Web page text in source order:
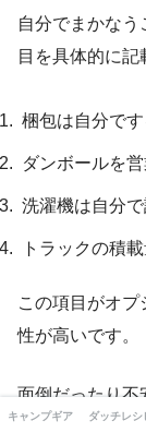
自分でまかな
目を具体的に記
梱包は自分です
ダンボールを
洗濯機は自分
トラックの積
この項目がオ
性が高いです。
面倒だったり不
でもできるの
キャンプギア ダッチレシ